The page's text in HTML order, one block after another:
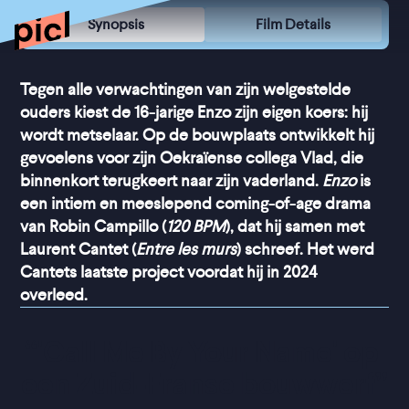
Synopsis Film Details
Tegen alle verwachtingen van zijn welgestelde
ouders kiest de 16-jarige Enzo zijn eigen koers: hij
wordt metselaar. Op de bouwplaats ontwikkelt hij
gevoelens voor zijn Oekraïense collega Vlad, die
binnenkort terugkeert naar zijn vaderland. Enzois
een intiem en meeslepend coming-of-age drama
van Robin Campillo (120 BPM), dat hij samen met
Laurent Cantet (Entre les murs) schreef. Het werd
Cantets laatste project voordat hij in 2024
overleed.